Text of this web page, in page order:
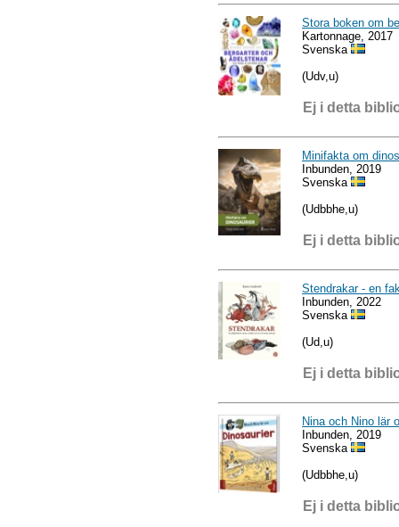
Stora boken om
Kartonnage, 2017
Svenska
(Udv,u)
Ej i detta
Minifakta om
Inbunden, 2019
Svenska
(Udbbhe,u)
Ej i detta
Stendrakar - en
Inbunden, 2022
Svenska
(Ud,u)
Ej i detta
Nina och Nino lär
Inbunden, 2019
Svenska
(Udbbhe,u)
Ej i detta